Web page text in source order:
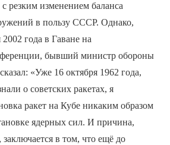
с резким изменением баланса
в пользу СССР. Однако,
года в Гаване на
бывший министр обороны
«Уже 16 октября 1962 года,
о советских ракетах, я
ракет на Кубе никаким образом
ядерных сил. И причина,
заключается в том, что ещё до